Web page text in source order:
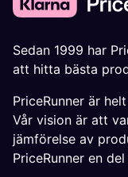
Sedan 1999 har
att hitta bästa
PriceRunner är
Vår vision är att
jämförelse av
PriceRunner en